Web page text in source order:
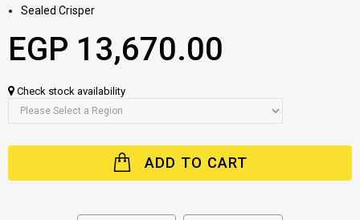
Sealed Crisper
EGP 13,670.00
Check stock availability
ADD TO CART